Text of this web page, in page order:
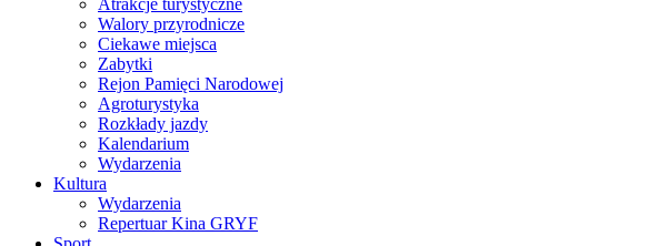
Walory przyrodnicze
Ciekawe miejsca
Zabytki
Rejon Pamięci Narodowej
Agroturystyka
Rozkłady jazdy
Kalendarium
Wydarzenia
Kultura
Wydarzenia
Repertuar Kina GRYF